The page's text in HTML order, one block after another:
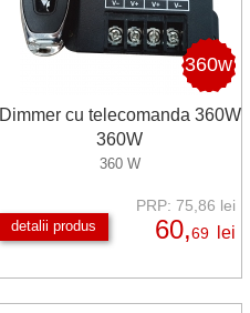
360w
Dimmer cu telecomanda 360W
360W
360 W
detalii produs
PRP: 75,86 lei
60,69 lei